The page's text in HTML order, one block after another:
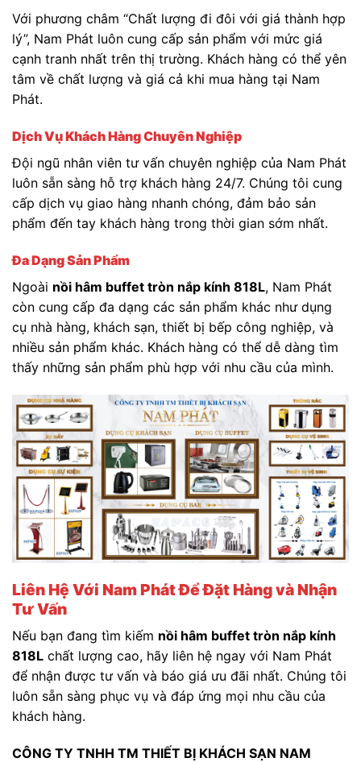
Với phương châm “Chất lượng đi đôi với giá thành hợp
lý”, Nam Phát luôn cung cấp sản phẩm với mức giá
cạnh tranh nhất trên thị trường. Khách hàng có thể yên
tâm về chất lượng và giá cả khi mua hàng tại Nam
Phát.
Dịch Vụ Khách Hàng Chuyên Nghiệp
Đội ngũ nhân viên tư vấn chuyên nghiệp của Nam Phát
luôn sẵn sàng hỗ trợ khách hàng 24/7. Chúng tôi cung
cấp dịch vụ giao hàng nhanh chóng, đảm bảo sản
phẩm đến tay khách hàng trong thời gian sớm nhất.
Đa Dạng Sản Phẩm
Ngoài nồi hâm buffet tròn nắp kính 818L, Nam Phát
còn cung cấp đa dạng các sản phẩm khác như dụng
cụ nhà hàng, khách sạn, thiết bị bếp công nghiệp, và
nhiều sản phẩm khác. Khách hàng có thể dễ dàng tìm
thấy những sản phẩm phù hợp với nhu cầu của mình.
Liên Hệ Với Nam Phát Để Đặt Hàng và Nhận
Tư Vấn
Nếu bạn đang tìm kiếm nồi hâm buffet tròn nắp kính
818L chất lượng cao, hãy liên hệ ngay với Nam Phát
để nhận được tư vấn và báo giá ưu đãi nhất. Chúng tôi
luôn sẵn sàng phục vụ và đáp ứng mọi nhu cầu của
khách hàng.
CÔNG TY TNHH TM THIẾT BỊ KHÁCH SẠN NAM